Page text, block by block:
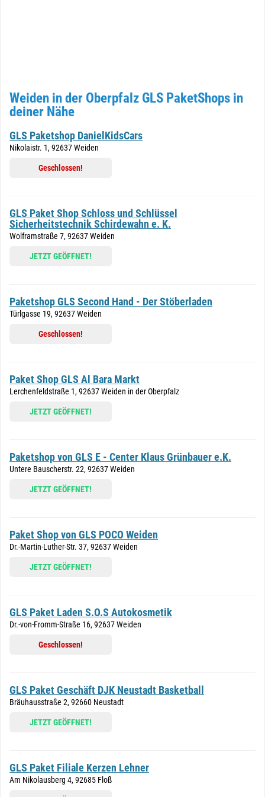
Weiden in der Oberpfalz GLS PaketShops in
deiner Nähe
GLS Paketshop DanielKidsCars
Nikolaistr. 1, 92637 Weiden
Geschlossen!
GLS Paket Shop Schloss und Schlüssel
Sicherheitstechnik Schirdewahn e. K.
Wolframstraße 7, 92637 Weiden
JETZT GEÖFFNET!
Paketshop GLS Second Hand - Der Stöberladen
Türlgasse 19, 92637 Weiden
Geschlossen!
Paket Shop GLS Al Bara Markt
Lerchenfeldstraße 1, 92637 Weiden in der Oberpfalz
JETZT GEÖFFNET!
Paketshop von GLS E - Center Klaus Grünbauer e.K.
Untere Bauscherstr. 22, 92637 Weiden
JETZT GEÖFFNET!
Paket Shop von GLS POCO Weiden
Dr.-Martin-Luther-Str. 37, 92637 Weiden
JETZT GEÖFFNET!
GLS Paket Laden S.O.S Autokosmetik
Dr.-von-Fromm-Straße 16, 92637 Weiden
Geschlossen!
GLS Paket Geschäft DJK Neustadt Basketball
Bräuhausstraße 2, 92660 Neustadt
JETZT GEÖFFNET!
GLS Paket Filiale Kerzen Lehner
Am Nikolausberg 4, 92685 Floß